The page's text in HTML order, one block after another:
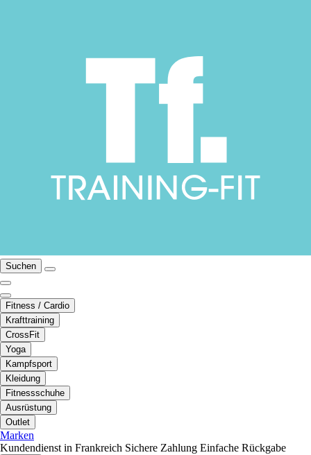
Suchen
Fitness / Cardio
Krafttraining
CrossFit
Yoga
Kampfsport
Kleidung
Fitnessschuhe
Ausrüstung
Outlet
Marken
Kundendienst in Frankreich Sichere Zahlung Einfache Rückgabe